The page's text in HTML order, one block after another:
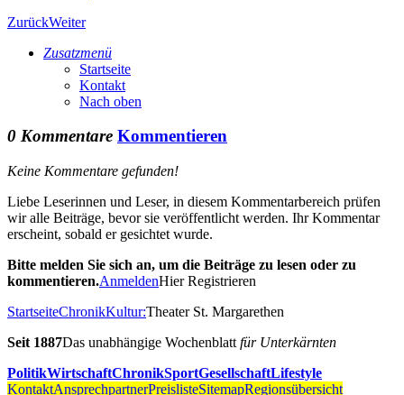
ZurückWeiter
Zusatzmenü
Startseite
Kontakt
Nach oben
0 Kommentare Kommentieren
Keine Kommentare gefunden!
Liebe Leserinnen und Leser, in diesem Kommentarbereich prüfen
wir alle Beiträge, bevor sie veröffentlicht werden. Ihr Kommentar
erscheint, sobald er gesichtet wurde.
Bitte melden Sie sich an, um die Beiträge zu lesen oder zu
kommentieren.AnmeldenHier Registrieren
StartseiteChronikKultur:Theater St. Margarethen
Seit 1887Das unabhängige Wochenblatt für Unterkärnten
PolitikWirtschaftChronikSportGesellschaftLifestyle
KontaktAnsprechpartnerPreislisteSitemapRegionsübersicht